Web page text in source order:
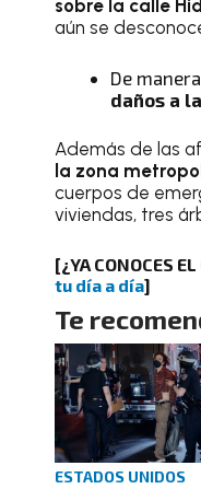
sobre la calle
aún se
De
daños a
Además de las
la zona
cuerpos de
viviendas, tres
[¿YA CONOCES
tu día a día]
Te
ESTADOS UNIDOS